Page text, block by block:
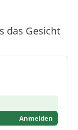
das Gesicht
Anmelden